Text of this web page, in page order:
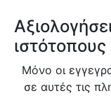
ιστότοπους
Μόνο οι
σε αυτές τις